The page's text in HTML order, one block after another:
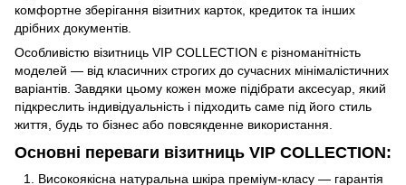
комфортне зберігання візитних карток, кредиток та інших
дрібних документів.
Особливістю візитниць VIP COLLECTION є різноманітність
моделей — від класичних строгих до сучасних мінімалістичних
варіантів. Завдяки цьому кожен може підібрати аксесуар, який
підкреслить індивідуальність і підходить саме під його стиль
життя, будь то бізнес або повсякденне використання.
Основні переваги візитниць VIP COLLECTION:
Високоякісна натуральна шкіра преміум-класу — гарантія